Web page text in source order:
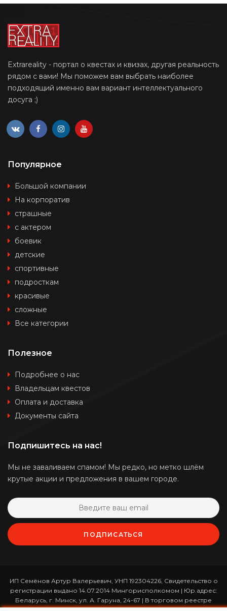
Extrareality - портал о квестах и квизах, другая реальность
рядом с вами! Мы поможем вам выбрать наиболее
подходящий именно вам вариант интеллектуального
досуга ;)
Популярное
Большой компании
На корпоратив
страшные
с актером
боевик
детские
спортивные
подросткам
красивые
сложные
Все категории
Полезное
Подробнее о нас
Владельцам квестов
Оплата и доставка
Документы сайта
Подпишитесь на нас!
Мы не заваливаем спамом! Мы редко, но метко шлём
крутые акции и предложения в вашем городе.
ПОДПИСАТЬСЯ
ИП Семёнов Артур Валерьевич, УНП 192304226, Свидетельство о
регистрации выдано 14.07.2014 Мингорисполкомом | Юр.адрес:
Беларусь, г. Минск, ул. А. Гаруна, 24-67 | В торговом реестре